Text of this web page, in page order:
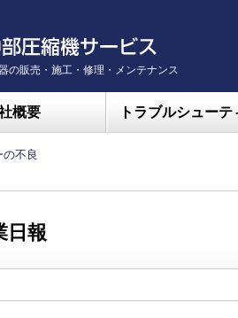
の販売・施工・修理・メンテナンス
概要 トラブルシューテ
不良
日報